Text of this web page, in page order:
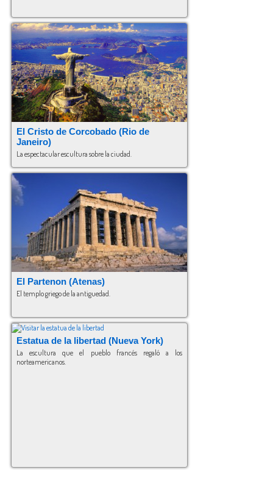
El Cristo de Corcobado (Rio de
Janeiro)
La espectacular escultura sobre la ciudad.
El Partenon (Atenas)
El templo griego de la antiguedad.
Estatua de la libertad (Nueva York)
La escultura que el pueblo francés regaló a los
norteamericanos.